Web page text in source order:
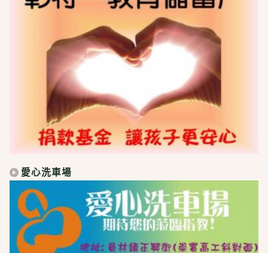
愛心洗車場